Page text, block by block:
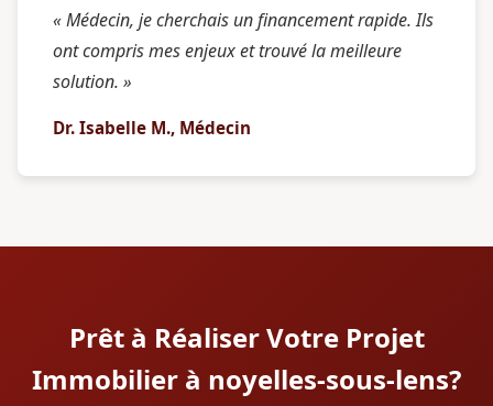
« Médecin, je cherchais un financement rapide. Ils
ont compris mes enjeux et trouvé la meilleure
solution. »
Dr. Isabelle M., Médecin
Prêt à Réaliser Votre Projet
Immobilier à noyelles-sous-lens?